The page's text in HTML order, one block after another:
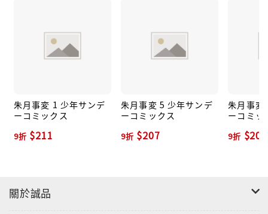
朱月事変 1 少年サンデ
ーコミックス
9折 $211
朱月事変 5 少年サンデ
ーコミックス
9折 $207
朱月事変
ーコミッ
9折 $207
關於誠品